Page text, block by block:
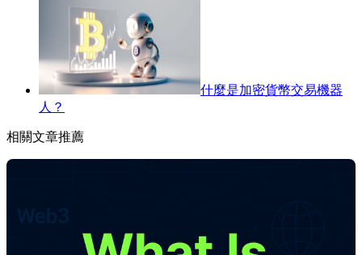
什麼是加密貨幣交易機器
人？
相關文章推薦